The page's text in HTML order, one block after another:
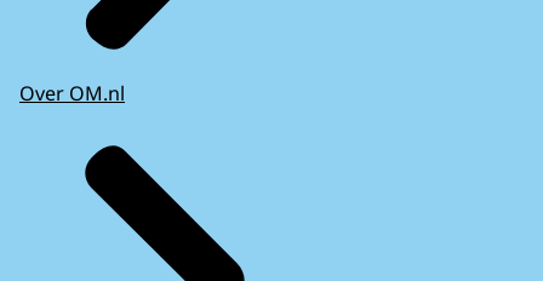
Over OM.nl